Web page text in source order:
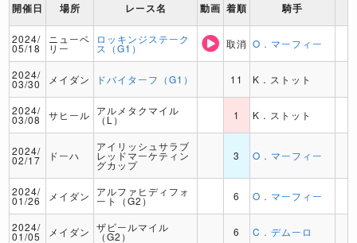
開催日 場所 レース名 動画 着順 騎手
2024/
05/18
ニューベ
リー
ロッキンジステーク
ス（G1） 取消 O．マーフィー
2024/
03/30 メイダン ドバイターフ（G1） 11 K．ストット
2024/
03/08 サヒール アルメタクマイル
（L） 1 K．ストット
2024/
02/17 ドーハ
アイリッシュサラブ
レッドマーケティン
グカップ
3 O．マーフィー
2024/
01/26 メイダン アルファヒディフォ
ート（G2） 6 O．マーフィー
2024/
01/05 メイダン ザビールマイル
（G2） 6 C．デムーロ